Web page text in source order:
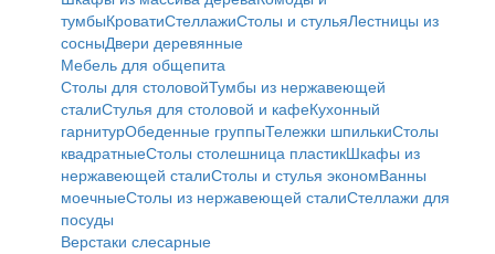
тумбыКроватиСтеллажиСтолы и стульяЛестницы из
сосныДвери деревянные
Мебель для общепита
Столы для столовойТумбы из нержавеющей
сталиСтулья для столовой и кафеКухонный
гарнитурОбеденные группыТележки шпилькиСтолы
квадратныеСтолы столешница пластикШкафы из
нержавеющей сталиСтолы и стулья экономВанны
моечныеСтолы из нержавеющей сталиСтеллажи для
посуды
Верстаки слесарные